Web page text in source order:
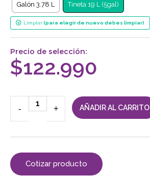
Galón 3.78 L Tineta 19 L (5gal)
Limpiar
Precio de selección:
$122.990
- + AÑADIR AL CARRITO
Cotizar producto